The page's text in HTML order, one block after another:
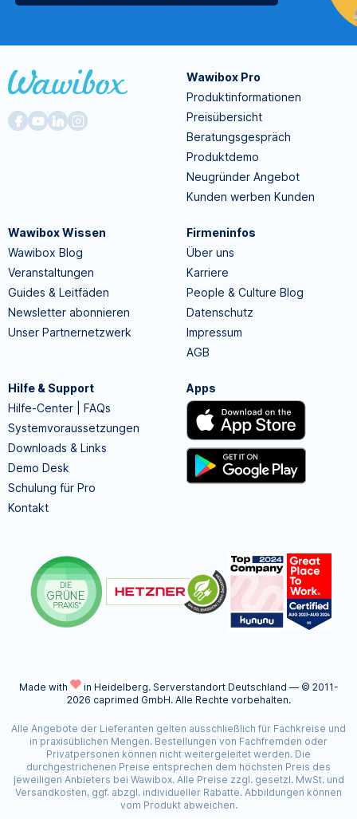
Wawibox Pro
Produktinformationen
Preisübersicht
Beratungsgespräch
Produktdemo
Neugründer Angebot
Kunden werben Kunden
Wawibox Wissen
Wawibox Blog
Veranstaltungen
Guides & Leitfäden
Newsletter abonnieren
Unser Partnernetzwerk
Firmeninfos
Über uns
Karriere
People & Culture Blog
Datenschutz
Impressum
AGB
Hilfe & Support
Hilfe-Center | FAQs
Systemvoraussetzungen
Downloads & Links
Demo Desk
Schulung für Pro
Kontakt
Apps
Made with in Heidelberg. Serverstandort Deutschland — © 2011-
2026 caprimed GmbH. Alle Rechte vorbehalten.
Alle Angebote der Lieferanten gelten ausschließlich für Fachkreise und
in praxisüblichen Mengen. Bestellungen von Fachfremden oder
Privatpersonen können nicht weitergeleitet werden. Die
durchgestrichenen Preise entsprechen dem höchsten Preis des
jeweiligen Anbieters bei Wawibox. Alle Preise zzgl. gesetzl. MwSt. und
Versandkosten, ggf. abzgl. individueller Rabatte. Abbildungen können
vom Produkt abweichen.